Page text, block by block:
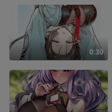
0:30